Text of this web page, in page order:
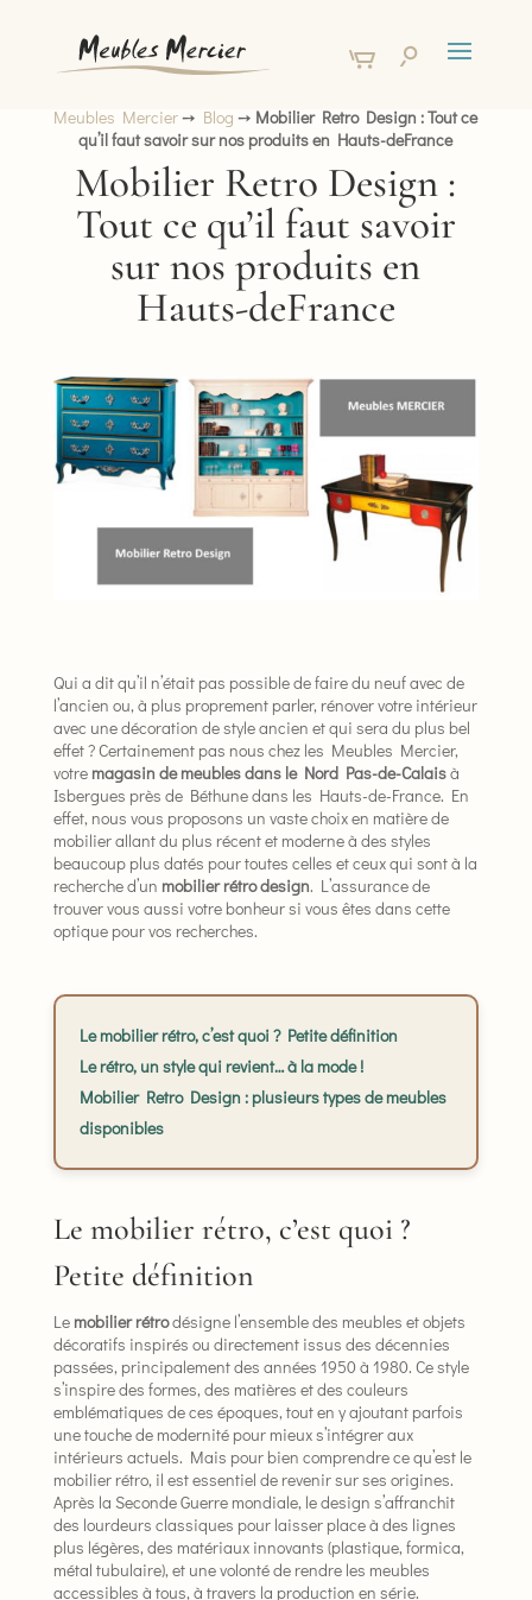
Meubles Mercier➙ Blog ➙ Mobilier Retro Design : Tout ce
qu’il faut savoir sur nos produits en Hauts-deFrance
Mobilier Retro Design :
Tout ce qu’il faut savoir
sur nos produits en
Hauts-deFrance
Qui a dit qu’il n’était pas possible de faire du neuf avec de
l’ancien ou, à plus proprement parler, rénover votre intérieur
avec une décoration de style ancien et qui sera du plus bel
effet ? Certainement pas nous chez les Meubles Mercier,
votre magasin de meubles dans le Nord Pas-de-Calaisà
Isbergues près de Béthune dans les Hauts-de-France. En
effet, nous vous proposons un vaste choix en matière de
mobilier allant du plus récent et moderne à des styles
beaucoup plus datés pour toutes celles et ceux qui sont à la
recherche d’un mobilier rétro design. L’assurance de
trouver vous aussi votre bonheur si vous êtes dans cette
optique pour vos recherches.
Le mobilier rétro, c’est quoi ? Petite définition
Le rétro, un style qui revient… à la mode !
Mobilier Retro Design : plusieurs types de meubles
disponibles
Le mobilier rétro, c’est quoi ?
Petite définition
Le mobilier rétrodésigne l’ensemble des meubles et objets
décoratifs inspirés ou directement issus des décennies
passées, principalement des années 1950 à 1980. Ce style
s’inspire des formes, des matières et des couleurs
emblématiques de ces époques, tout en y ajoutant parfois
une touche de modernité pour mieux s’intégrer aux
intérieurs actuels. Mais pour bien comprendre ce qu’est le
mobilier rétro, il est essentiel de revenir sur ses origines.
Après la Seconde Guerre mondiale, le design s’affranchit
des lourdeurs classiques pour laisser place à des lignes
plus légères, des matériaux innovants (plastique, formica,
métal tubulaire), et une volonté de rendre les meubles
accessibles à tous, à travers la production en série.